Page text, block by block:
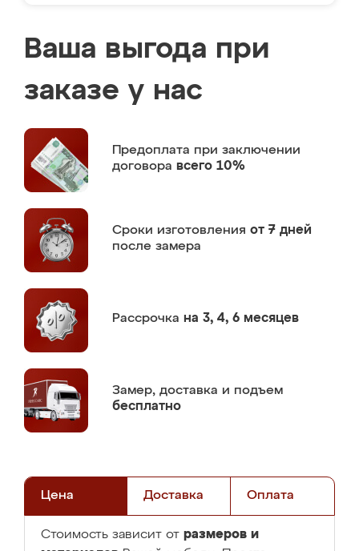
Ваша выгода при
заказе у нас
Предоплата при заключении
договора всего 10%
Сроки изготовления от 7 дней
после замера
Рассрочка на 3, 4, 6 месяцев
Замер, доставка и подъем
бесплатно
Цена Доставка Оплата
Стоимость зависит от размеров и